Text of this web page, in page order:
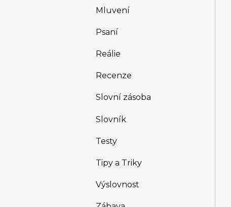
Mluvení
Psaní
Reálie
Recenze
Slovní zásoba
Slovník
Testy
Tipy a Triky
Výslovnost